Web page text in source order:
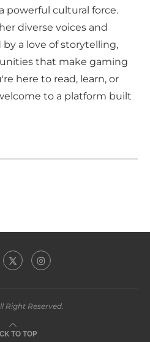
powerful cultural force.
diverse voices and
a love of storytelling,
that make gaming
here to read, learn, or
to a platform built
Right Reserved.
TO TOP